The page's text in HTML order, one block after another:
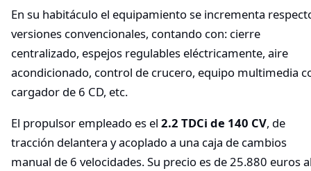
En su habitáculo el equipamiento se incrementa
versiones convencionales, contando con: cierre
centralizado, espejos regulables eléctricamente, aire
acondicionado, control de crucero, equipo multimedia
cargador de 6 CD, etc.
El propulsor empleado es el 2.2 TDCi de 140 CV, de
tracción delantera y acoplado a una caja de cambios
manual de 6 velocidades. Su precio es de 25.880 euros